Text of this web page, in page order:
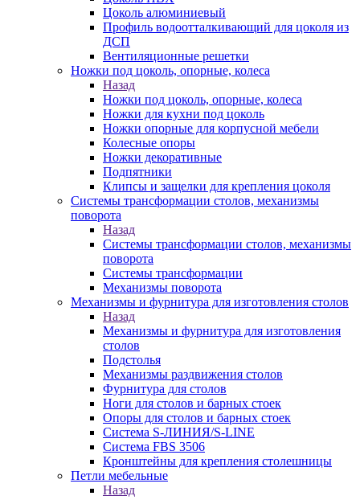
Цоколь алюминиевый
Профиль водоотталкивающий для цоколя из
ДСП
Вентиляционные решетки
Ножки под цоколь, опорные, колеса
Назад
Ножки под цоколь, опорные, колеса
Ножки для кухни под цоколь
Ножки опорные для корпусной мебели
Колесные опоры
Ножки декоративные
Подпятники
Клипсы и защелки для крепления цоколя
Системы трансформации столов, механизмы
поворота
Назад
Системы трансформации столов, механизмы
поворота
Системы трансформации
Механизмы поворота
Механизмы и фурнитура для изготовления столов
Назад
Механизмы и фурнитура для изготовления
столов
Подстолья
Механизмы раздвижения столов
Фурнитура для столов
Ноги для столов и барных стоек
Опоры для столов и барных стоек
Система S-ЛИНИЯ/S-LINE
Система FBS 3506
Кронштейны для крепления столешницы
Петли мебельные
Назад